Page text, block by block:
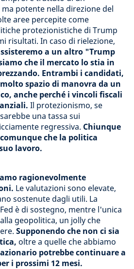
potente nella direzione del
aree percepite come
protezionistiche di Trump
risultati. In caso di rielezione,
a un altro "Trump
che il mercato lo stia in
Entrambi i candidati,
spazio di manovra da un
anche perché i vincoli fiscali
Il protezionismo, se
una tassa sui
regressiva. Chiunque
che la politica
lavoro.
ragionevolmente
Le valutazioni sono elevate,
sostenute dagli utili. La
è di sostegno, mentre l'unica
geopolitica, un jolly che
Supponendo che non ci sia
oltre a quelle che abbiamo
potrebbe continuare a
i prossimi 12 mesi.